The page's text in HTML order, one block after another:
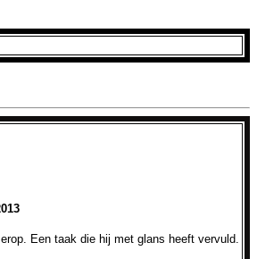
Een taak die hij met glans heeft vervuld.